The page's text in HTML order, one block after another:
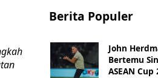
Berita Populer
John
Bertemu
ASEAN Cup